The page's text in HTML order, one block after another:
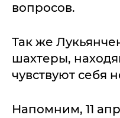
вопросов.
Так же
шахтеры,
чувствуют себя
Напомним, 11